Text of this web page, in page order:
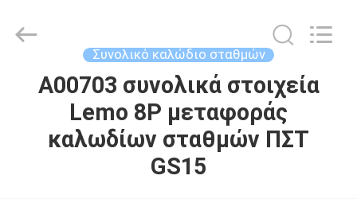
ΣΠΊΤΙ
ΠΡΟΪΌΝΤΑ
Instrument
Co.,Ltd.
Συνολικό καλώδιο σταθμών
A00703 συνολικά στοιχεία
Lemo 8P μεταφοράς
καλωδίων σταθμών ΠΣΤ
GS15